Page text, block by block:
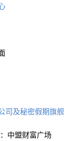
司及秘密假期旗舰
中盟财富广场